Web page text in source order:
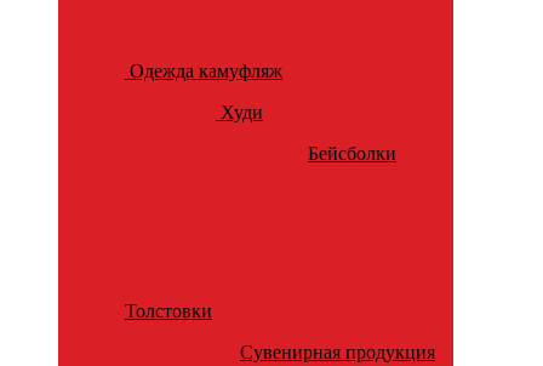
Одежда камуфляж
Худи
Бейсболки
Толстовки
Сувенирная продукция